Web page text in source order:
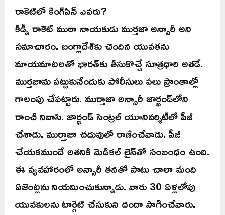
రాకెట్‌లో కింగ్‌పిన్ ఎవరు?
కిడ్నీ రాకెట్ ముఠా నాయకుడు ముర్తజా అన్సారీ అని
సమాచారం. బంగ్లాదేశ్‌కు చెందిన యువతను
మాయమాటలతో భారత్‌కు తీసుకొచ్చే సూత్రధారి అతడే.
ముర్తజాను పట్టుకునేందుకు పోలీసులు పలు ప్రాంతాల్లో
గాలంపు చేపట్టారు. ముర్తాజా అన్సారీ జార్ఖండ్‌లోని
రాంచీ నివాసి. జార్ఖండ్ సెంట్రల్ యూనివర్శిటీలో పీజీ
చేశాడు. ముర్తాజా చదువులో రాణించేవాడు. పీజీ
చేయకముందే అతనికి మెడికల్ లైన్‌తో సంబంధం ఉంది.
ఈ వ్యవహారంలో అన్సారీ తనతో పాటు చాలా మంది
ఏజెంట్లను నియమించుకున్నాడు. వారు 30 ఏళ్లలోపు
యువకులను టార్గెట్‌ చేసుకుని దందా సాగించేవారు.